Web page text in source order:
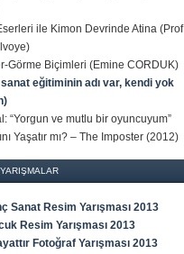
ile Kimon Devrinde Atina
Görme Biçimleri (Emine CORDUK)
eğitiminin adı var, kendi yok
“Yorgun ve mutlu bir oyuncuyum”
Yaşatır mı? – The Imposter (2012)
Sanat Resim Yarışması 2013
Resim Yarışması 2013
Fotoğraf Yarışması 2013